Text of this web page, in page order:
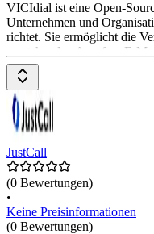
VICIdial ist eine Open-
Unternehmen und
richtet. Sie ermöglicht die
ausgehenden Anrufen, E-
webbasierten
wie skillsbasiertes Routing
VICIdial kann auf
Verwaltung der Hardware
JustCall
(0 Bewertungen)
•
Keine Preisinformationen
(0 Bewertungen)